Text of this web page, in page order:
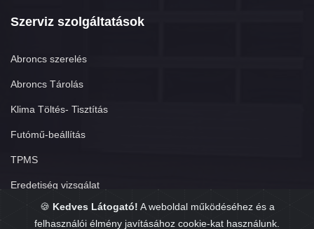
🍪 Kedves Látogató! A weboldal működéséhez és a
felhasználói élmény javításához cookie-kat használunk.
Szerviz szolgáltatások
Abroncs szerelés
Abroncs Tárolás
Klima Töltés- Tisztítás
Futómű-beállítás
TPMS
Eredetiség vizsgálat